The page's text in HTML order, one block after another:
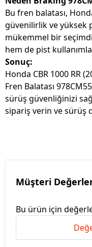
Bu fren balatası,
güvenilirlik ve yüksek
mükemmel bir
hem de pist
Sonuç:
Honda CBR 1000 RR
Fren Balatası
sürüş güvenliğinizi
sipariş verin ve sürüş
Müşteri
Bu ürün için